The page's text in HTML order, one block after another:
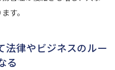
す。
法律やビジネスのルー
る